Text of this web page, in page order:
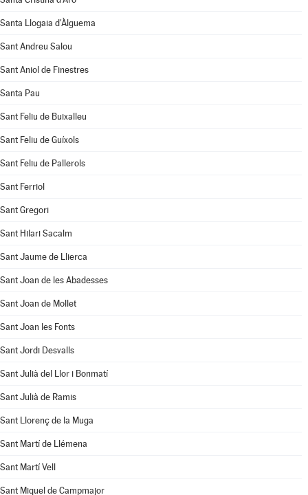
Santa Llogaia d'Àlguema
Sant Andreu Salou
Sant Aniol de Finestres
Santa Pau
Sant Feliu de Buixalleu
Sant Feliu de Guíxols
Sant Feliu de Pallerols
Sant Ferriol
Sant Gregori
Sant Hilari Sacalm
Sant Jaume de Llierca
Sant Joan de les Abadesses
Sant Joan de Mollet
Sant Joan les Fonts
Sant Jordi Desvalls
Sant Julià del Llor i Bonmatí
Sant Julià de Ramis
Sant Llorenç de la Muga
Sant Martí de Llémena
Sant Martí Vell
Sant Miquel de Campmajor